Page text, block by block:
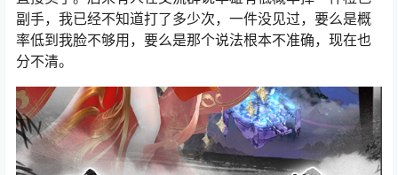
副手，我已经不知道打了多少次，一件没见过，要么是概
率低到我脸不够用，要么是那个说法根本不准确，现在也
分不清。